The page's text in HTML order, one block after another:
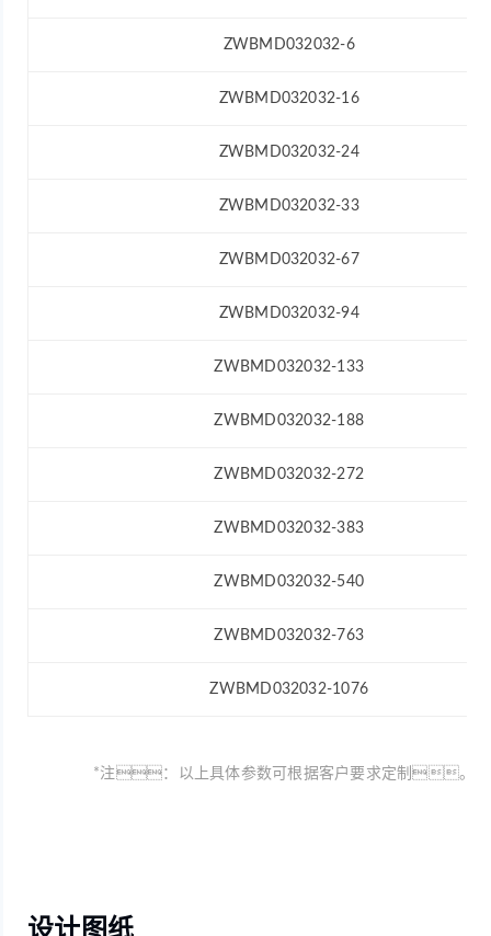
ZWBMD032032-6
ZWBMD032032-16
ZWBMD032032-24
ZWBMD032032-33
ZWBMD032032-67
ZWBMD032032-94
ZWBMD032032-133
ZWBMD032032-188
ZWBMD032032-272
ZWBMD032032-383
ZWBMD032032-540
ZWBMD032032-763
ZWBMD032032-1076
*注：以上具体参数可根据客户要求定制。
设计图纸